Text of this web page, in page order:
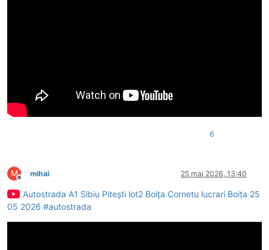
6
M
Deconectat
mihai 25 mai 2026, 13:40
Autostrada A1 Sibiu Pitești lot2 Boița Cornetu lucrari Boița 25
05 2026 #autostrada